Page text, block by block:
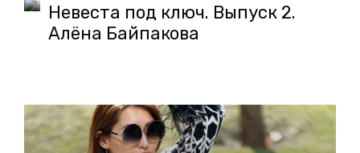
Невеста под ключ. Выпуск 2.
Алёна Байпакова